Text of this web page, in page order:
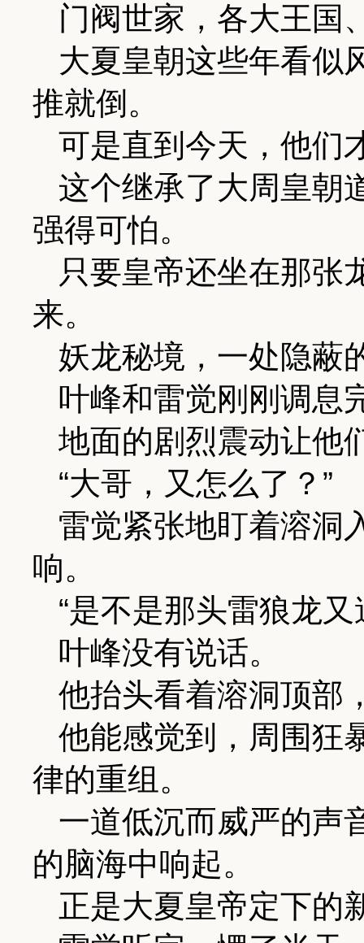
门阀世家，各大王国
大夏皇朝这些年看似
推就倒。
可是直到今天，他们
这个继承了大周皇朝
强得可怕。
只要皇帝还坐在那张
来。
妖龙秘境，一处隐蔽
叶峰和雷觉刚刚调息
地面的剧烈震动让他
“大哥，又怎么了？”
雷觉紧张地盯着溶洞
响。
“是不是那头雷狼龙又
叶峰没有说话。
他抬头看着溶洞顶部
他能感觉到，周围狂
律的重组。
一道低沉而威严的声
的脑海中响起。
正是大夏皇帝定下的